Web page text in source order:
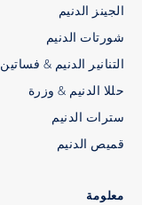
الجينز الدنيم
شورتات الدنيم
التنانير الدنيم & فساتين
حللا الدنيم & وزرة
سترات الدنيم
قميص الدنيم
معلومة